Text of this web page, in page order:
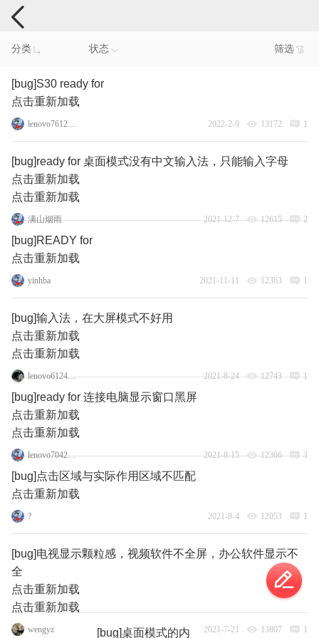
手机反馈
分类 状态 筛选
[bug]S30 ready for
点击重新加载
lenovo76129531 2022-2-9 13172 1
[bug]ready for 桌面模式没有中文输入法，只能输入字母
点击重新加载
点击重新加载
满山烟雨 2021-12-7 12615 2
[bug]READY for
点击重新加载
yinhba 2021-11-11 12363 1
[bug]输入法，在大屏模式不好用
点击重新加载
点击重新加载
lenovo61246067 2021-8-24 12743 1
[bug]ready for 连接电脑显示窗口黑屏
点击重新加载
点击重新加载
lenovo70427259 2021-8-15 12366 3
[bug]点击区域与实际作用区域不匹配
点击重新加载
? 2021-8-4 12053 1
[bug]电视显示颗粒感，视频软件不全屏，办公软件显示不
全
点击重新加载
点击重新加载
wengyz 2021-7-21 13807 1
[bug]桌面模式的内